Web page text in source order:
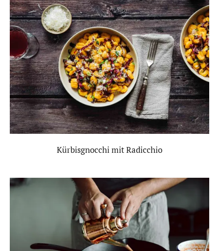
Kürbisgnocchi mit Radicchio